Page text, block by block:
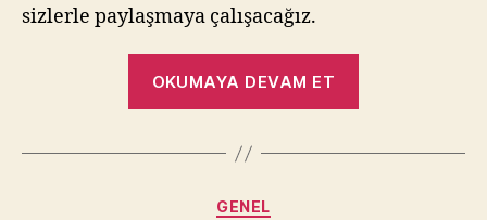
sizlerle paylaşmaya çalışacağız.
OKUMAYA DEVAM ET
Notlar
Kategoriler
GENEL